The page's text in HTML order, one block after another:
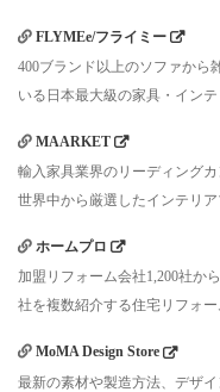
FLYMEe/フライミー
400ブランド以上のソファから
いる日本最大級の家具・イン
MAARKET
輸入家具業界のリーディング
世界中から厳選したインテリ
ホームプロ
加盟リフォーム会社1,200社か
社を複数紹介する住宅リフォ
MoMA Design Store
最新の素材や製造方法、デザ